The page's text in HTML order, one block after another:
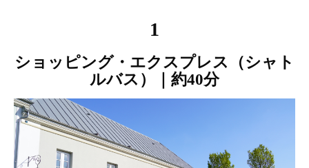
1
ショッピング・エクスプレス（シャト
ルバス）｜約40分